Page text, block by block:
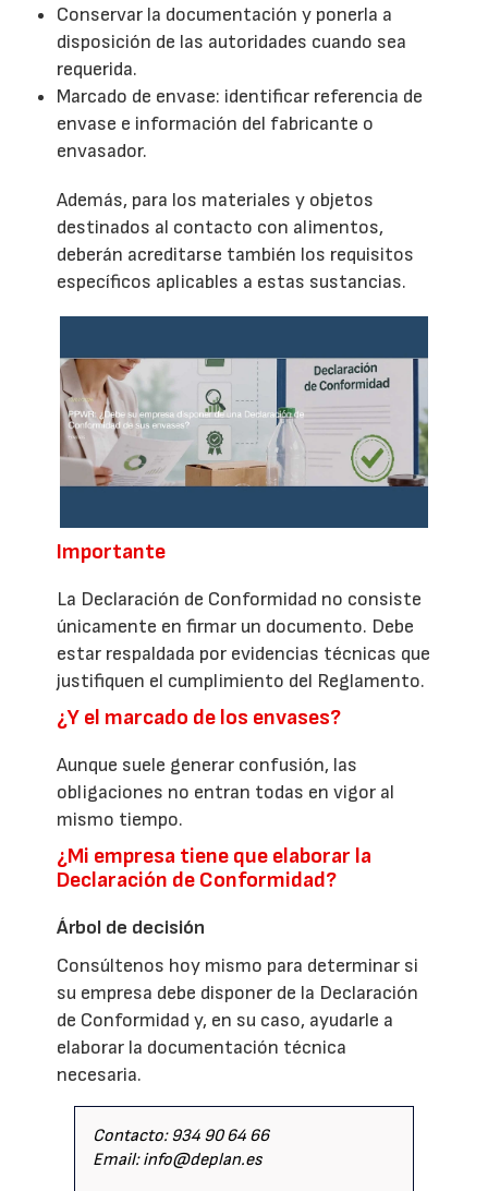
Conservar la documentación y ponerla a
disposición de las autoridades cuando sea
requerida.
Marcado de envase: identificar referencia de
envase e información del fabricante o
envasador.
Además, para los materiales y objetos
destinados al contacto con alimentos,
deberán acreditarse también los requisitos
específicos aplicables a estas sustancias.
Importante
La Declaración de Conformidad no consiste
únicamente en firmar un documento. Debe
estar respaldada por evidencias técnicas que
justifiquen el cumplimiento del Reglamento.
¿Y el marcado de los envases?
Aunque suele generar confusión, las
obligaciones no entran todas en vigor al
mismo tiempo.
¿Mi empresa tiene que elaborar la
Declaración de Conformidad?
Árbol de decisión
Consúltenos hoy mismo para determinar si
su empresa debe disponer de la Declaración
de Conformidad y, en su caso, ayudarle a
elaborar la documentación técnica
necesaria.
Contacto: 934 90 64 66
Email: info@deplan.es